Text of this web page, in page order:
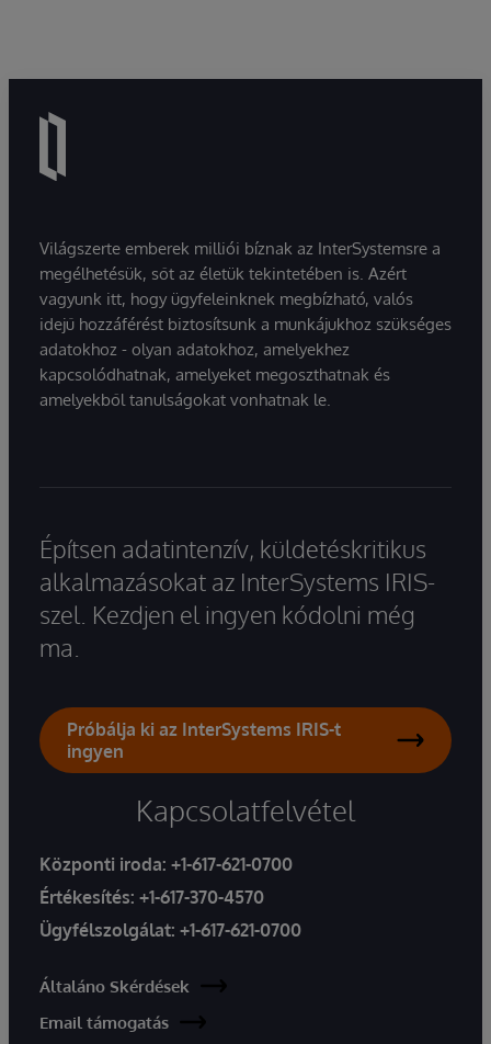
Világszerte emberek milliói bíznak az InterSystemsre a
megélhetésük, sőt az életük tekintetében is. Azért
vagyunk itt, hogy ügyfeleinknek megbízható, valós
idejű hozzáférést biztosítsunk a munkájukhoz szükséges
adatokhoz - olyan adatokhoz, amelyekhez
kapcsolódhatnak, amelyeket megoszthatnak és
amelyekből tanulságokat vonhatnak le.
Építsen adatintenzív, küldetéskritikus
alkalmazásokat az InterSystems IRIS-
szel. Kezdjen el ingyen kódolni még
ma.
Próbálja ki az InterSystems IRIS-t
ingyen
Kapcsolatfelvétel
Központi iroda: +1-617-621-0700
Értékesítés: +1-617-370-4570
Ügyfélszolgálat: +1-617-621-0700
Általáno Skérdések
Email támogatás